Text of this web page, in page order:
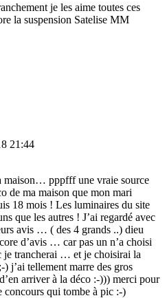
je les aime toutes ces
la suspension Satelise MM
21:44
maison… pppfff une vraie source
de ma maison que mon mari
18 mois ! Les luminaires du site
que les autres ! J’ai regardé avec
avis … ( des 4 grands ..) dieu
d’avis … car pas un n’a choisi
je trancherai … et je choisirai la
) j’ai tellement marre des gros
arriver à la déco :-))) merci pour
concours qui tombe à pic :-)